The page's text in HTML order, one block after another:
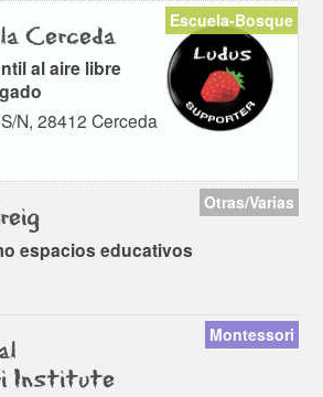
Cerceda
Escuela-Bosque
al aire libre
N, 28412 Cerceda
Otras/Varias
espacios educativos
Institute
Montessori